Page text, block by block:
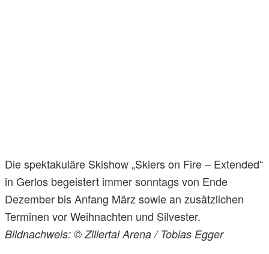
Die spektakuläre Skishow „Skiers on Fire – Extended“
in Gerlos begeistert immer sonntags von Ende
Dezember bis Anfang März sowie an zusätzlichen
Terminen vor Weihnachten und Silvester.
Bildnachweis: © Zillertal Arena / Tobias Egger